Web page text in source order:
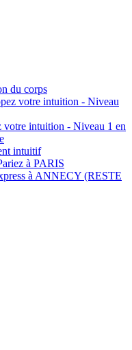
du corps
votre intuition - Niveau
votre intuition - Niveau 1 en
intuitif
à PARIS
à ANNECY (RESTE